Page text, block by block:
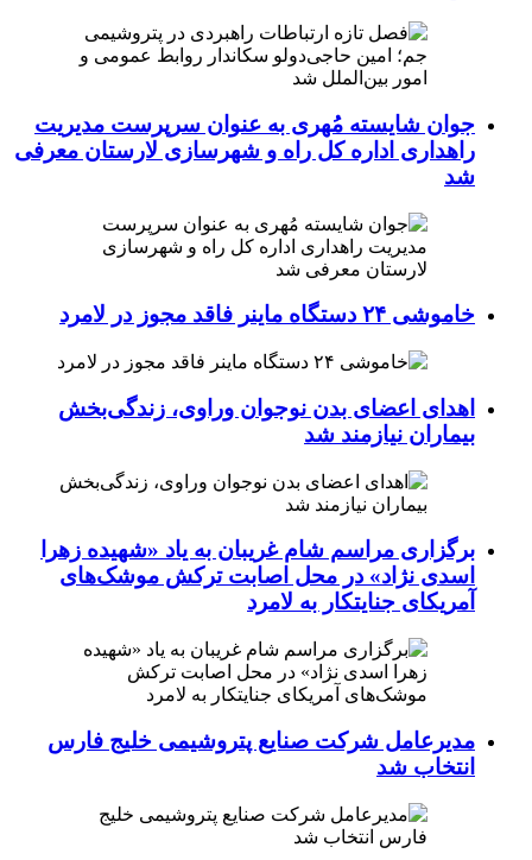
جوان شایسته مُهری به عنوان سرپرست مدیریت
راهداری اداره کل راه و شهرسازی لارستان معرفی
شد
خاموشی ۲۴ دستگاه ماینر فاقد مجوز در لامرد
اهدای اعضای بدن نوجوان وراوی، زندگی‌بخش
بیماران نیازمند شد
برگزاری مراسم شام غریبان به یاد «شهیده زهرا
اسدی نژاد» در محل اصابت ترکش موشک‌های
آمریکای جنایتکار به لامرد
مدیرعامل شرکت صنایع پتروشیمی خلیج فارس
انتخاب شد